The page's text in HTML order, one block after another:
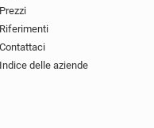
Prezzi
Riferimenti
Contattaci
Indice delle aziende